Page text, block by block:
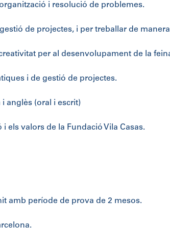
i resolució de problemes.
de projectes, i per treballar de
per al desenvolupament de la
i de gestió de projectes.
anglès (oral i escrit)
els valors de la Fundació Vila Casas.
amb període de prova de 2 mesos.